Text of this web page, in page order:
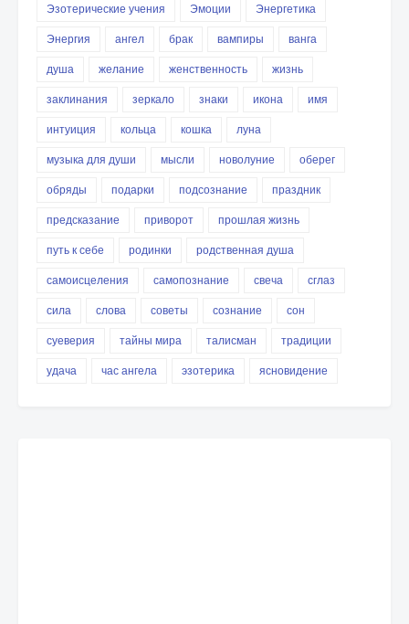
Эзотерические учения
Эмоции
Энергетика
Энергия
ангел брак вампиры
ванга
душа
желание женственность
жизнь
заклинания
зеркало знаки икона
имя
интуиция
кольца кошка
луна
музыка для души
мысли новолуние
оберег
обряды
подарки подсознание
праздник
предсказание
приворот
прошлая жизнь
путь к себе
родинки
родственная душа
самоисцеления
самопознание свеча
сглаз
сила
слова советы сознание
сон
суеверия
тайны мира талисман
традиции
удача
час ангела эзотерика ясновидение